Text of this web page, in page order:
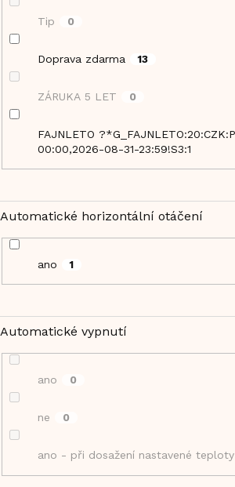
Tip 0
Doprava zdarma 13
ZÁRUKA 5 LET 0
FAJNLETO ?*G_FAJNLETO:20:CZK:P:f!2026-08-01-
00:00,2026-08-31-23:59!S3:1
Automatické horizontální otáčení
ano 1
Automatické vypnutí
ano 0
ne 0
ano - při dosažení nastavené teploty